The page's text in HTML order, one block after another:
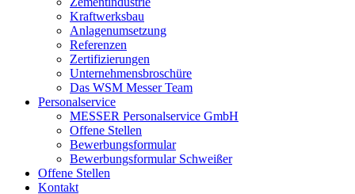
Kraftwerksbau
Anlagenumsetzung
Referenzen
Zertifizierungen
Unternehmensbroschüre
Das WSM Messer Team
Personalservice
MESSER Personalservice GmbH
Offene Stellen
Bewerbungsformular
Bewerbungsformular Schweißer
Offene Stellen
Kontakt